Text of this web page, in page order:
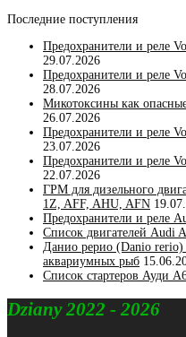
Последние поступления
Предохранители и реле
29.07.2026
Предохранители и реле
28.07.2026
Микотоксины как
26.07.2026
Предохранители и реле
23.07.2026
Предохранители и реле
22.07.2026
ГРМ для дизельного
1Z, AFF, AHU, AFN
Предохранители и реле
Список двигателей Audi
Данио рерио (Danio
аквариумных рыб
Список стартеров Ауди
Dziany 2022 - 2026